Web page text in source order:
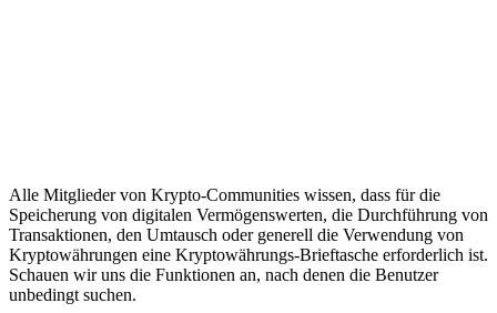
Alle Mitglieder von Krypto-Communities wissen, dass für die
Speicherung von digitalen Vermögenswerten, die Durchführung von
Transaktionen, den Umtausch oder generell die Verwendung von
Kryptowährungen eine Kryptowährungs-Brieftasche erforderlich ist.
Schauen wir uns die Funktionen an, nach denen die Benutzer
unbedingt suchen.